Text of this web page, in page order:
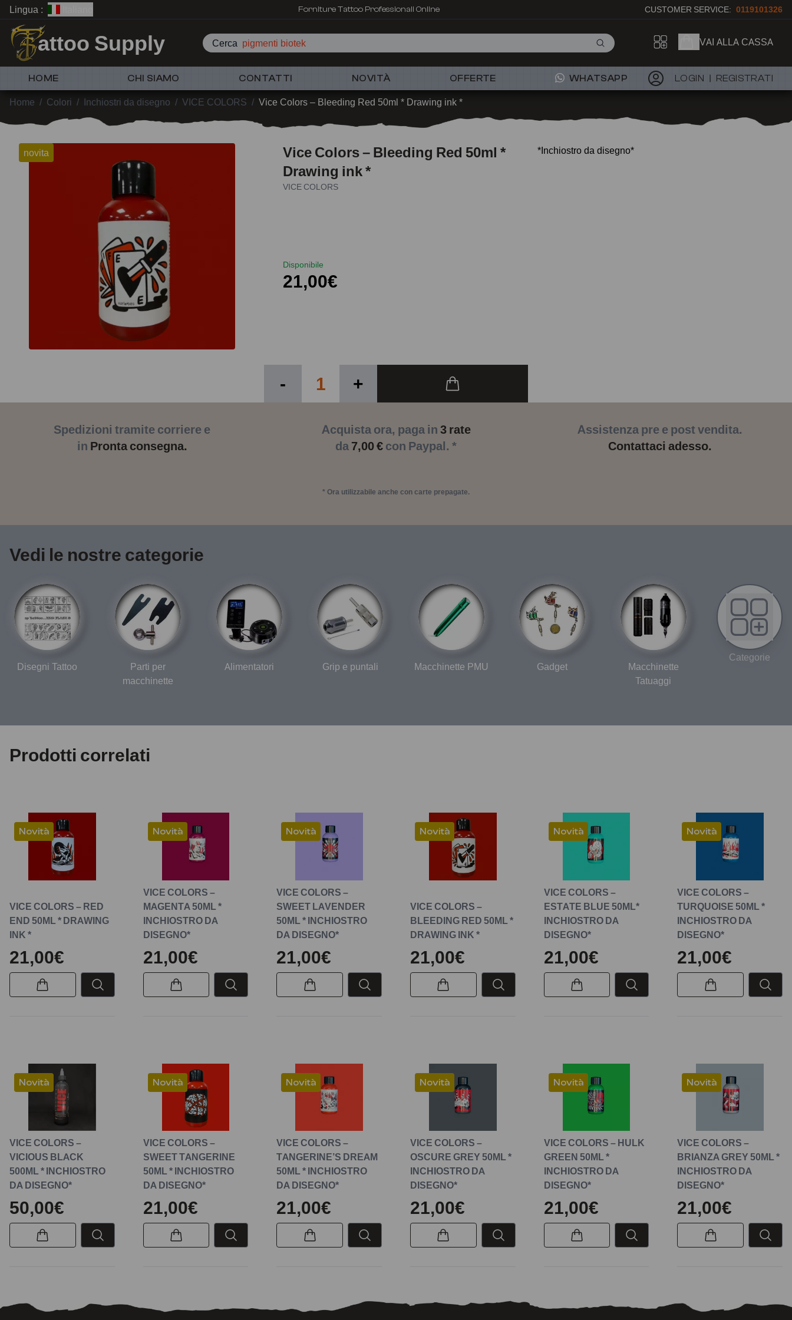
Lingua : Forniture Tattoo Professionali Online CUSTOMER SERVICE: 0119101326
attoo Supply Cerca pigmenti biotek VAI ALLA CASSA
HOME CHI SIAMO CONTATTI NOVITÀ OFFERTE WHATSAPP LOGIN REGISTRATI
Home / Colori / Inchiostri da disegno / VICE COLORS / Vice Colors – Bleeding Red 50ml * Drawing ink *
novita
Vice Colors – Bleeding Red 50ml *
Drawing ink *
VICE COLORS
Disponibile
21,00€
- +
*Inchiostro da disegno*
Spedizioni tramite corriere e
in Pronta consegna.
Acquista ora, paga in 3 rate
da 7,00 € con Paypal. *
* Ora utilizzabile anche con carte prepagate.
Assistenza pre e post vendita.
Contattaci adesso.
Vedi le nostre categorie
Disegni Tattoo
Parti per
macchinette
Alimentatori Grip e puntali Macchinette PMU Gadget
Macchinette
Tatuaggi
Categorie
Prodotti correlati
Novità
VICE COLORS – RED
END 50ML * DRAWING
INK *
21,00€
Novità
VICE COLORS –
MAGENTA 50ML *
INCHIOSTRO DA
DISEGNO*
21,00€
Novità
VICE COLORS –
SWEET LAVENDER
50ML * INCHIOSTRO
DA DISEGNO*
21,00€
Novità
VICE COLORS –
BLEEDING RED 50ML *
DRAWING INK *
21,00€
Novità
VICE COLORS –
ESTATE BLUE 50ML*
INCHIOSTRO DA
DISEGNO*
21,00€
Novità
VICE COLORS –
TURQUOISE 50ML *
INCHIOSTRO DA
DISEGNO*
21,00€
Novità
VICE COLORS –
VICIOUS BLACK
500ML * INCHIOSTRO
DA DISEGNO*
50,00€
Novità
VICE COLORS –
SWEET TANGERINE
50ML * INCHIOSTRO
DA DISEGNO*
21,00€
Novità
VICE COLORS –
TANGERINE’S DREAM
50ML * INCHIOSTRO
DA DISEGNO*
21,00€
Novità
VICE COLORS –
OSCURE GREY 50ML *
INCHIOSTRO DA
DISEGNO*
21,00€
Novità
VICE COLORS – HULK
GREEN 50ML *
INCHIOSTRO DA
DISEGNO*
21,00€
Novità
VICE COLORS –
BRIANZA GREY 50ML *
INCHIOSTRO DA
DISEGNO*
21,00€